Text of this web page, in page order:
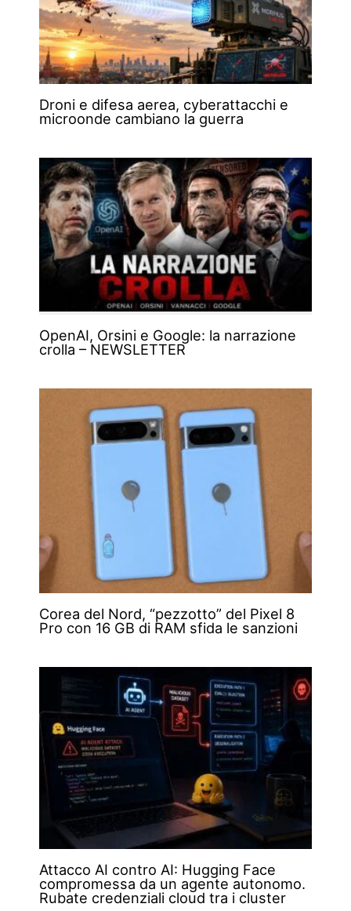
Droni e difesa aerea, cyberattacchi e
microonde cambiano la guerra
OpenAI, Orsini e Google: la narrazione
crolla – NEWSLETTER
Corea del Nord, “pezzotto” del Pixel 8
Pro con 16 GB di RAM sfida le sanzioni
Attacco AI contro AI: Hugging Face
compromessa da un agente autonomo.
Rubate credenziali cloud tra i cluster